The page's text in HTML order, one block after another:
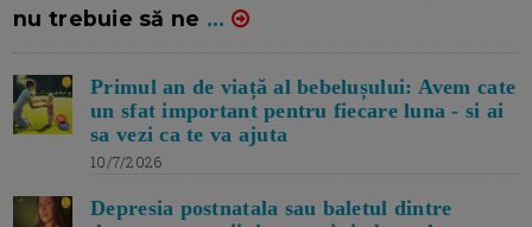
nu trebuie să ne ...
Primul an de viață al bebelușului: Avem cate
un sfat important pentru fiecare luna - si ai
sa vezi ca te va ajuta
10/7/2026
Depresia postnatala sau baletul dintre